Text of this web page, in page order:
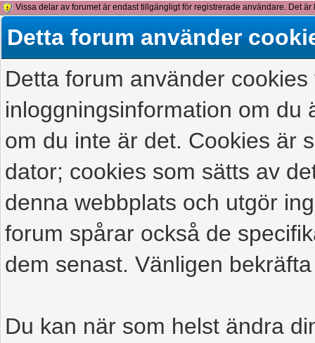
Vissa delar av forumet är endast tillgängligt för registrerade användare. Det
detta meddelande.
Detta forum använder
Detta forum använder
inloggningsinformation om du
om du inte är det. Cookies är
dator; cookies som sätts av
denna webbplats och utgör
forum spårar också de
dem senast. Vänligen
Du kan när som helst ändra